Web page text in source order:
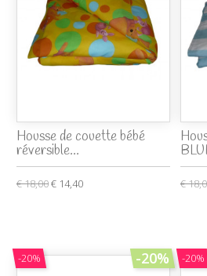
Housse de couette bébé
réversible...
€ 18,00€ 14,40 €
-20% -20% -20%